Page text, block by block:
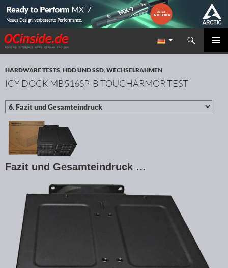
Redaktion ocinside.de PC Hardware Portal
Suchen
ZUM INHALT SPRINGEN
HARDWARE TESTS,HDD UND SSD,WECHSELRAHMEN
ICY DOCK MB516SP-B TOUGHARMOR TEST
Fazit und Gesamteindruck …